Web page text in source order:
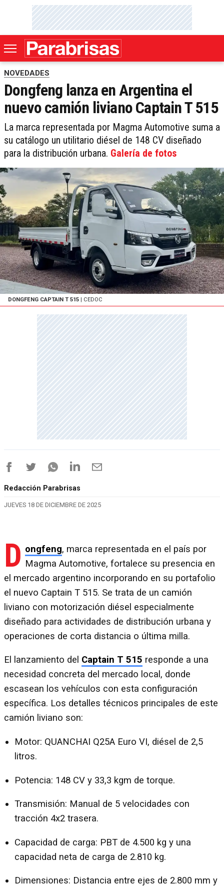
NOVEDADES
Dongfeng lanza en Argentina el
nuevo camión liviano Captain T 515
La marca representada por Magma Automotive suma a
su catálogo un utilitario diésel de 148 CV diseñado
para la distribución urbana. Galería de fotos
DONGFENG CAPTAIN T 515 | CEDOC
Redacción Parabrisas
JUEVES 18 DE DICIEMBRE DE 2025
D ongfeng, marca representada en el país por
Magma Automotive, fortalece su presencia en
el mercado argentino incorporando en su portafolio
el nuevo Captain T 515. Se trata de un camión
liviano con motorización diésel especialmente
diseñado para actividades de distribución urbana y
operaciones de corta distancia o última milla.
El lanzamiento del Captain T 515 responde a una
necesidad concreta del mercado local, donde
escasean los vehículos con esta configuración
específica. Los detalles técnicos principales de este
camión liviano son:
Motor: QUANCHAI Q25A Euro VI, diésel de 2,5
litros.
Potencia: 148 CV y 33,3 kgm de torque.
Transmisión: Manual de 5 velocidades con
tracción 4x2 trasera.
Capacidad de carga: PBT de 4.500 kg y una
capacidad neta de carga de 2.810 kg.
Dimensiones: Distancia entre ejes de 2.800 mm y